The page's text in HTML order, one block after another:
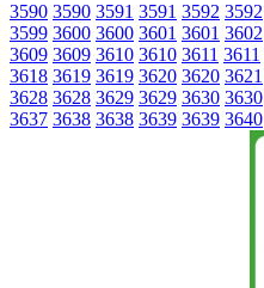
3590 3590 3591 3591 3592 3592
3599 3600 3600 3601 3601 3602
3609 3609 3610 3610 3611 3611
3618 3619 3619 3620 3620 3621
3628 3628 3629 3629 3630 3630
3637 3638 3638 3639 3639 3640